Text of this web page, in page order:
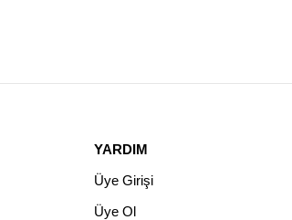
YARDIM
Üye Girişi
Üye Ol